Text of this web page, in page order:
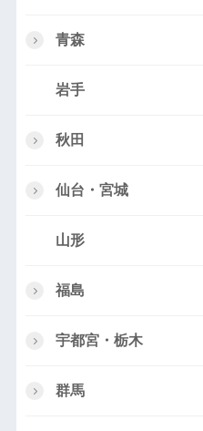
青森
岩手
秋田
仙台・宮城
山形
福島
宇都宮・栃木
群馬